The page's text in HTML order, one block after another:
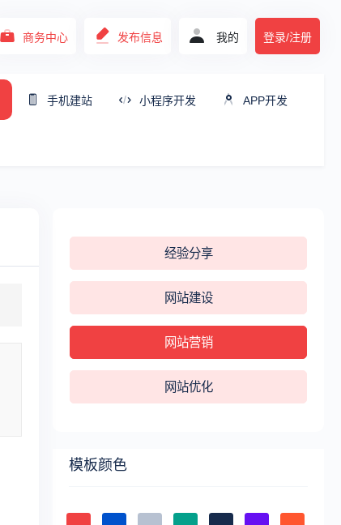
商务中心 发布信息 我的 登录/注册
手机建站 小程序开发 APP开发
经验分享
网站建设
网站营销
网站优化
模板颜色